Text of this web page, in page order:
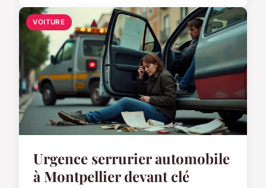
VOITURE
Urgence serrurier automobile
à Montpellier devant clé